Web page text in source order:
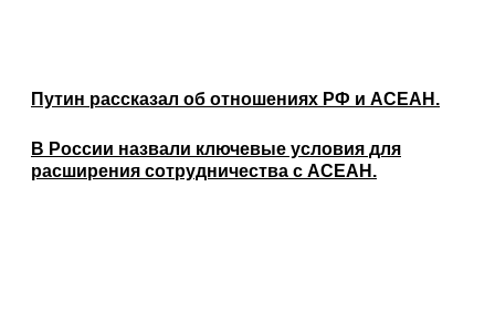
Путин рассказал об отношениях РФ и АСЕАН.
В России назвали ключевые условия для
расширения сотрудничества с АСЕАН.